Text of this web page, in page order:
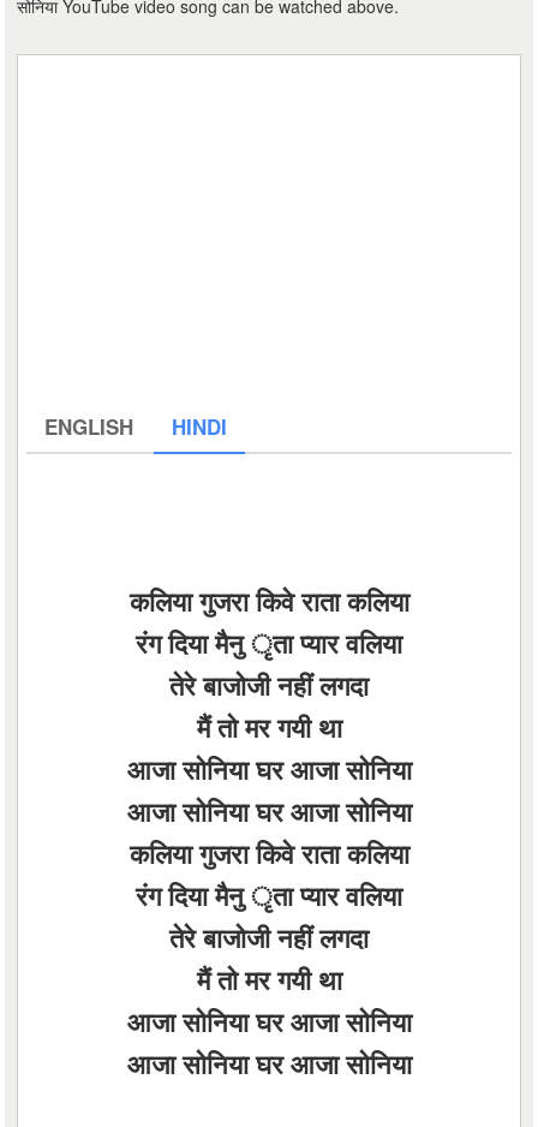
सोनिया YouTube video song can be watched above.
ENGLISH HINDI
कलिया गुजरा किवे राता कलिया
रंग दिया मैनु ृता प्यार वलिया
तेरे बाजोजी नहीं लगदा
मैं तो मर गयी था
आजा सोनिया घर आजा सोनिया
आजा सोनिया घर आजा सोनिया
कलिया गुजरा किवे राता कलिया
रंग दिया मैनु ृता प्यार वलिया
तेरे बाजोजी नहीं लगदा
मैं तो मर गयी था
आजा सोनिया घर आजा सोनिया
आजा सोनिया घर आजा सोनिया